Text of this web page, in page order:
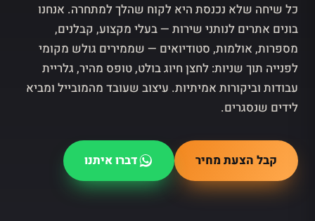
כל שיחה שלא נכנסת היא לקוח שהלך למתחרה. אנחנו
בונים אתרים לנותני שירות — בעלי מקצוע, קבלנים,
מספרות, אולמות, סטודיואים — שממירים גולש מקומי
לפנייה תוך שניות: לחצן חיוג בולט, טופס מהיר, גלריית
עבודות וביקורות אמיתיות. עיצוב שעובד מהמובייל ומביא
לידים שנסגרים.
קבל הצעת מחיר דברו איתנו